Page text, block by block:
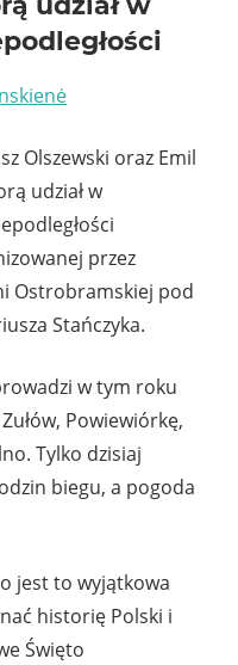
Olszewski oraz Emil
udział w
przez
Ostrobramskiej pod
Stańczyka.
w tym roku
Powiewiórkę,
Tylko dzisiaj
biegu, a pogoda
jest to wyjątkowa
historię Polski i
Święto